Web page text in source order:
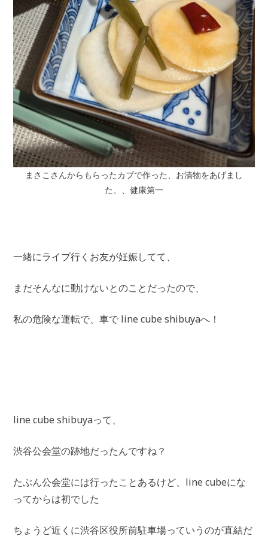
まさこさんからもらったカブで作った、お漬物をあげまし
た、、健康第一
一緒にライブ行くお友が妊娠してて、
まだそんなに動けないとのことだったので、
私の危険な運転で、車で line cube shibuyaへ！
line cube shibuyaって、
渋谷公会堂の跡地だったんですね？
たぶん公会堂には行ったことあるけど、line cubeにな
ってからは初でした
ちょうど近くに渋谷区役所前駐車場っていうのが直結だ